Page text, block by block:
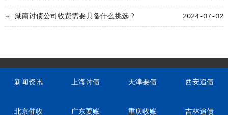
2024-07-02
湖南讨债公司收费需要具备什么挑选？
新闻资讯 上海讨债 天津要债 西安追债
北京催收 广东要账 重庆收账 吉林追债